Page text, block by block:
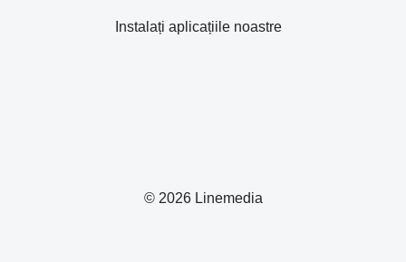
© 2026 Linemedia
Instalați aplicațiile noastre